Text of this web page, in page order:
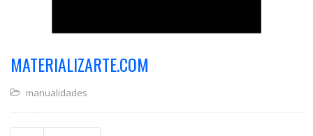
MATERIALIZARTE.COM
manualidades